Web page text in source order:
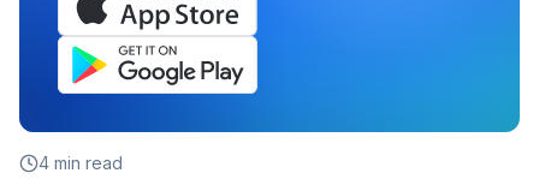
4 min read